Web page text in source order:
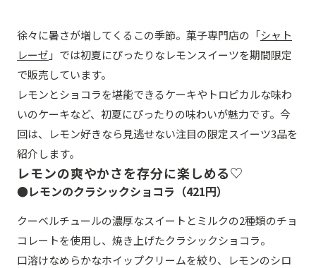
徐々に暑さが増してくるこの季節。菓子専門店の「シャト
レーゼ 」では初夏にぴったりなレモンスイーツを期間限定
で販売しています。
レモンとショコラを堪能できるケーキやトロピカルな味わ
いのケーキなど、初夏にぴったりの味わいが魅力です。今
回は、レモン好きなら見逃せない注目の限定スイーツ3品を
紹介します。
レモンの爽やかさを存分に楽しめる♡
●レモンのクラシックショコラ（421円）
クーベルチュールの濃厚なスイートとミルクの2種類のチョ
コレートを使用し、焼き上げたクラシックショコラ。
口溶けなめらかなホイップクリームを絞り、レモンのシロ